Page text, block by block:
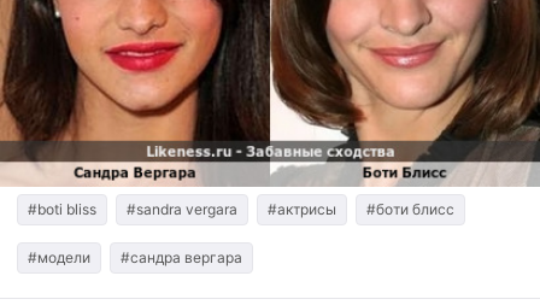
Случайное сходство 👍
Создать сходство
Для публикации необходима авторизация
Поиск
#boti bliss #sandra vergara #актрисы #боти блисс
#модели #сандра вергара